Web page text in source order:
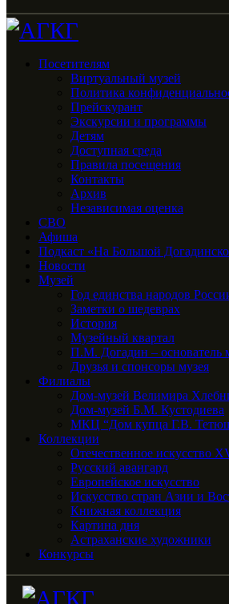
Посетителям
Виртуальный музей
Политика
Прейскурант
Экскурсии и программы
Детям
Доступная среда
Правила посещения
Контакты
Архив
Независимая оценка
СВО
Афиша
Подкаст «На Большой
Новости
Музей
Год единства народов
Заметки о шедеврах
История
Музейный квартал
П.М. Догадин – основатель
Друзья и спонсоры музея
Филиалы
Дом-музей Велимира
Дом-музей Б.М. Кустодиева
МКЦ “Дом купца Г.В.
Коллекции
Отечественное искусство
Русский авангард
Европейское искусство
Искусство стран Азии и
Книжная коллекция
Картина дня
Астраханские художники
Конкурсы